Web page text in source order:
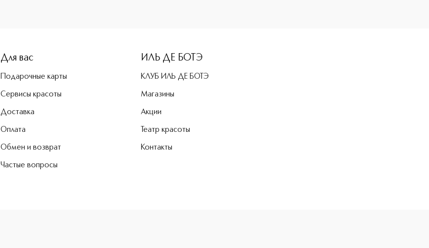
Для вас
Подарочные карты
Сервисы красоты
Доставка
Оплата
Обмен и возврат
Частые вопросы
ИЛЬ ДЕ БОТЭ
КЛУБ ИЛЬ ДЕ БОТЭ
Магазины
Акции
Театр красоты
Контакты